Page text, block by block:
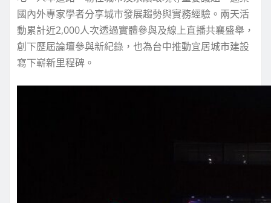
國內外專家學者分享城市發展趨勢與實務經驗。兩天活
動累計近2,000人次透過實體參與及線上直播共襄盛舉，
創下歷屆論壇參與新紀錄，也為台中推動宜居城市建設
寫下嶄新里程碑。